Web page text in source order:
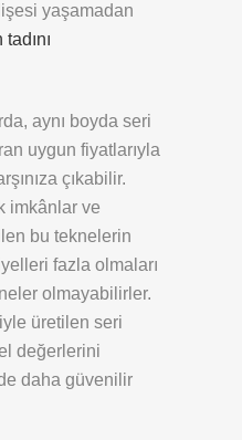
yaşamadan
aynı boyda seri
uygun fiyatlarıyla
çıkabilir.
imkânlar ve
bu teknelerin
fazla olmaları
olmayabilirler.
üretilen seri
değerlerini
daha güvenilir